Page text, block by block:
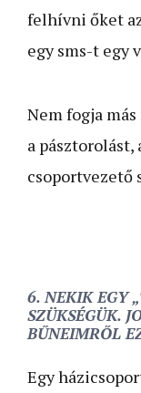
felhívni őket
egy sms-t egy
Nem fogja
a
csoportvezető
6. NEKIK EGY
SZÜKSÉGÜK.
BŰNEIMRŐL
Egy